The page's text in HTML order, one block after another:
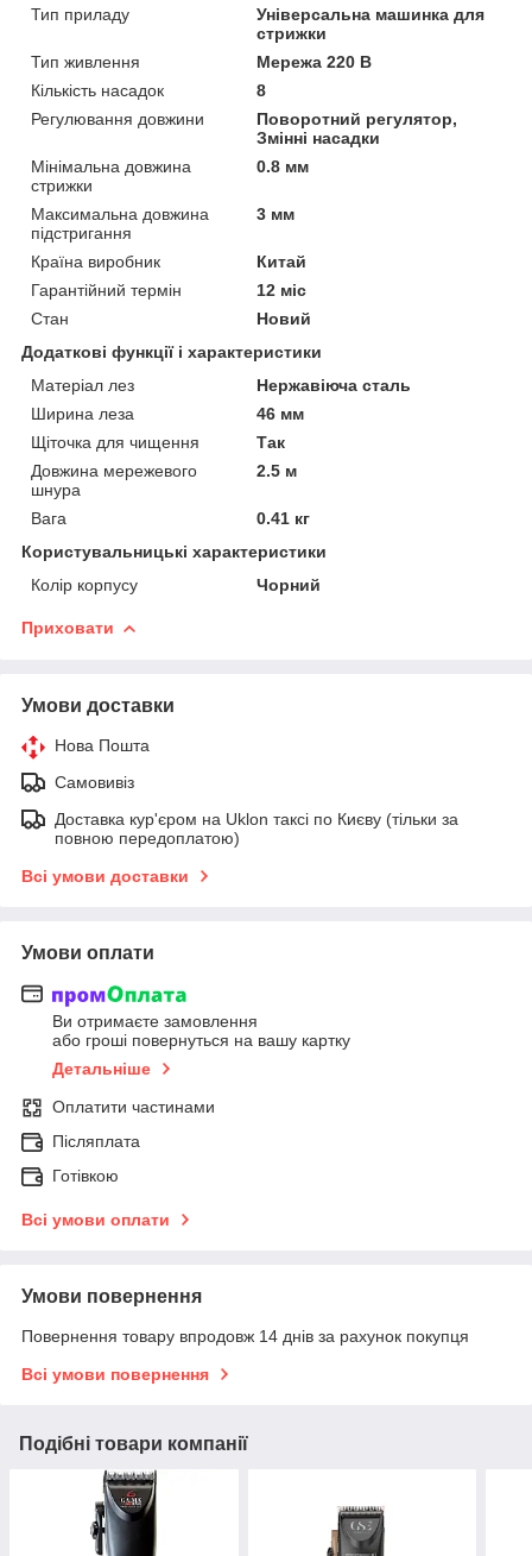
Тип приладу
Універсальна машинка для
стрижки
Тип живлення
Мережа 220 В
Кількість насадок
8
Регулювання довжини
Поворотний регулятор,
Змінні насадки
Мінімальна довжина
стрижки
0.8 мм
Максимальна довжина
підстригання
3 мм
Країна виробник
Китай
Гарантійний термін
12 міс
Стан
Новий
Додаткові функції і характеристики
Матеріал лез
Нержавіюча сталь
Ширина леза
46 мм
Щіточка для чищення
Так
Довжина мережевого
шнура
2.5 м
Вага
0.41 кг
Користувальницькі характеристики
Колір корпусу
Чорний
Приховати
Умови доставки
Нова Пошта
Самовивіз
Доставка кур'єром на Uklon таксі по Києву (тільки за
повною передоплатою)
Всі умови доставки
Умови оплати
Ви отримаєте замовлення
або гроші повернуться на вашу картку
Детальніше
Оплатити частинами
Післяплата
Готівкою
Всі умови оплати
Умови повернення
Повернення товару впродовж 14 днів за рахунок покупця
Всі умови повернення
Подібні товари компанії